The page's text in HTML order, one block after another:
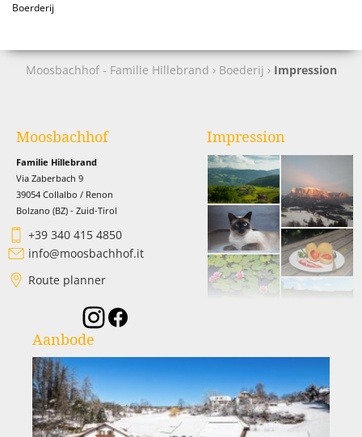
Boerderij
Moosbachhof - Familie Hillebrand › Boederij › Impression
Moosbachhof
Familie Hillebrand
Via Zaberbach 9
39054 Collalbo / Renon
Bolzano (BZ) - Zuid-Tirol
+39 340 415 4850
info@moosbachhof.it
Route planner
Aanbode
Impression